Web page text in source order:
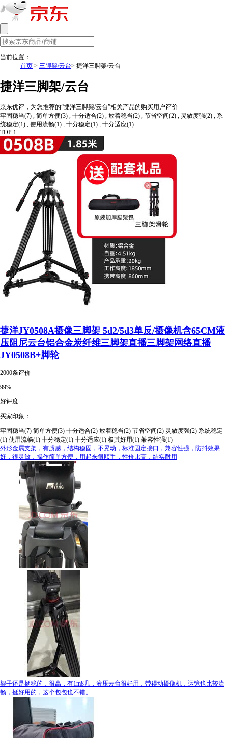
当前位置：
首页 > 三脚架/云台> 捷洋三脚架/云台
捷洋三脚架/云台
京东优评，为您推荐的“捷洋三脚架/云台”相关产品的购买用户评价
牢固稳当(7) , 简单方便(3) , 十分适合(2) , 放着稳当(2) , 节省空间(2) , 灵敏度强(2) , 系
统稳定(1) , 使用流畅(1) , 十分稳定(1) , 十分适应(1) .
TOP 1
捷洋JY0508A摄像三脚架 5d2/5d3单反/摄像机含65CM液
压阻尼云台铝合金炭纤维三脚架直播三脚架网络直播
JY0508B+脚轮
2000条评价
99%
好评度
买家印象：
牢固稳当(7) 简单方便(3) 十分适合(2) 放着稳当(2) 节省空间(2) 灵敏度强(2) 系统稳定
(1) 使用流畅(1) 十分稳定(1) 十分适应(1) 极其好用(1) 兼容性强(1)
外形金属支架，有质感，结构稳固，不晃动，标准固定接口，兼容性强，防抖效果
好，很灵敏，操作简单方便，用起来很顺手，性价比高，结实耐用
架子还是挺稳的，很高，有1m8几，液压云台很好用，带得动摄像机，运镜也比较流
畅，挺好用的，这个包包也不错。